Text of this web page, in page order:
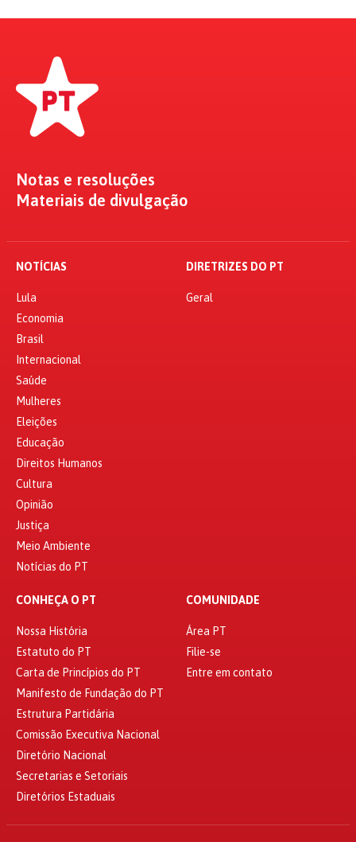
Notas e resoluções
Materiais de divulgação
NOTÍCIAS
Lula
Economia
Brasil
Internacional
Saúde
Mulheres
Eleições
Educação
Direitos Humanos
Cultura
Opinião
Justiça
Meio Ambiente
Notícias do PT
DIRETRIZES DO PT
Geral
CONHEÇA O PT
Nossa História
Estatuto do PT
Carta de Princípios do PT
Manifesto de Fundação do PT
Estrutura Partidária
Comissão Executiva Nacional
Diretório Nacional
Secretarias e Setoriais
Diretórios Estaduais
COMUNIDADE
Área PT
Filie-se
Entre em contato